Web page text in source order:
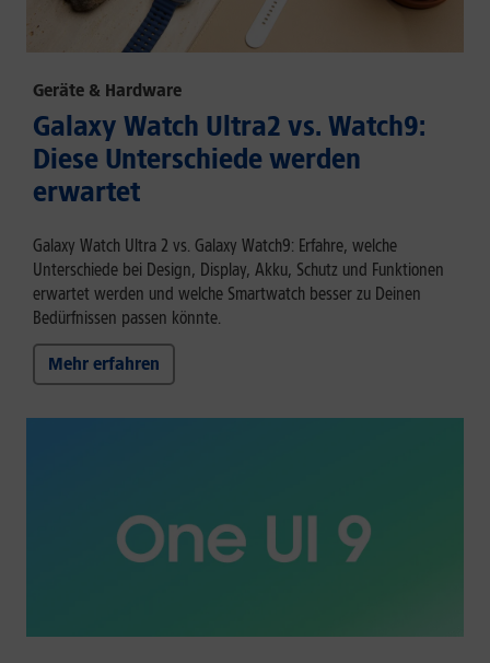
Geräte & Hardware
Galaxy Watch Ultra2 vs. Watch9:
Diese Unterschiede werden
erwartet
Galaxy Watch Ultra 2 vs. Galaxy Watch9: Erfahre, welche
Unterschiede bei Design, Display, Akku, Schutz und Funktionen
erwartet werden und welche Smartwatch besser zu Deinen
Bedürfnissen passen könnte.
Mehr erfahren